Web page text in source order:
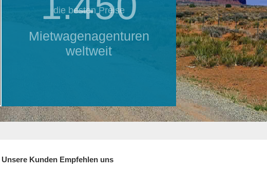
die besten Preise
Unsere Kunden Empfehlen uns